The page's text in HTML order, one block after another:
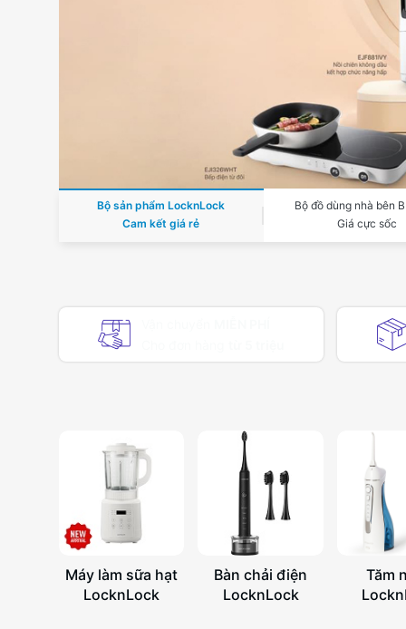
Bộ sản phẩm LocknLock
Cam kết giá rẻ
Bộ đồ dùng nhà bên
Giá cực sốc
Máy làm sữa hạt
LocknLock
Bàn chải điện
LocknLock
Tăm